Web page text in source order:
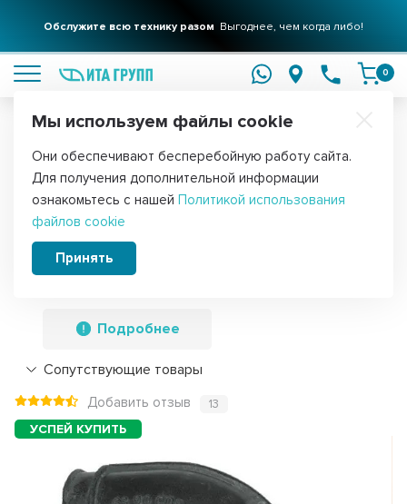
Обслужите всю технику разом Выгоднее, чем когда либо!
0
Главная Запчасти для посудомоечных машин
Патрубок ПММ Indesit, Hotpoint,
Ariston, резиновый выпускной насоса
(482000022017, C00256973),
C00256973
Подробнее
Сопутствующие товары
Добавить отзыв 13
Мы используем файлы cookie
Они обеспечивают бесперебойную работу сайта.
Для получения дополнительной информации
ознакомьтесь с нашей Политикой использования
файлов cookie
Принять